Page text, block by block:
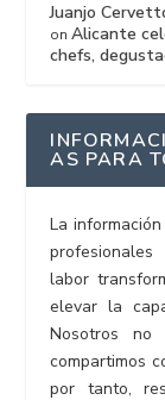
Juanjo
onAlicante
chefs,
AS PARA
La
labor
elevar la
Nosotros
compartimos
por tanto,